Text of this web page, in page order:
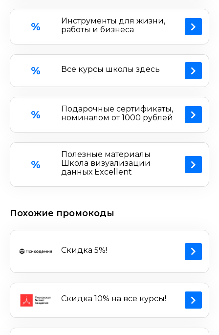
%
Инструменты для жизни,
работы и бизнеса
% Все курсы школы здесь
%
Подарочные сертификаты,
номиналом от 1000 рублей
%
Полезные материалы
Школа визуализации
данных Excellent
Похожие промокоды
Скидка 5%!
Скидка 10% на все курсы!